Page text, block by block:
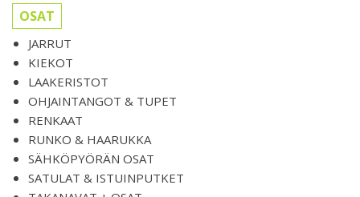
OSAT
JARRUT
KIEKOT
LAAKERISTOT
OHJAINTANGOT & TUPET
RENKAAT
RUNKO & HAARUKKA
SÄHKÖPYÖRÄN OSAT
SATULAT & ISTUINPUTKET